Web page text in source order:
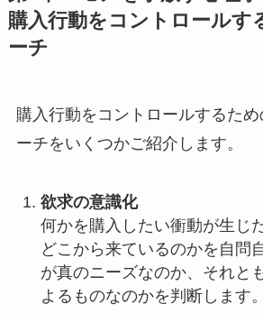
購入行動をコントロールす
ーチ
購入行動をコントロールするた
ーチをいくつかご紹介します。
欲求の意識化
何かを購入したい衝動が生じ
どこから来ているのかを自問
が真のニーズなのか、それと
よるものなのかを判断します。